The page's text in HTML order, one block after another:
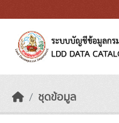
ชุดข้อมูล